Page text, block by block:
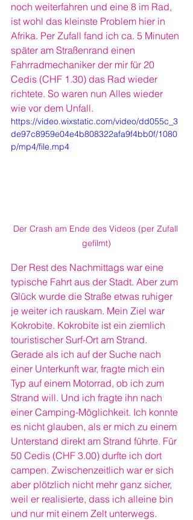
noch weiterfahren und eine 8 im Rad,
ist wohl das kleinste Problem hier in
Afrika. Per Zufall fand ich ca. 5 Minuten
später am Straßenrand einen
Fahrradmechaniker der mir für 20
Cedis (CHF 1.30) das Rad wieder
richtete. So waren nun Alles wieder
wie vor dem Unfall.
https://video.wixstatic.com/video/dd055c_3
de97c8959e04e4b808322afa9f4bb0f/1080
p/mp4/file.mp4
Der Crash am Ende des Videos (per Zufall
gefilmt)
Der Rest des Nachmittags war eine
typische Fahrt aus der Stadt. Aber zum
Glück wurde die Straße etwas ruhiger
je weiter ich rauskam. Mein Ziel war
Kokrobite. Kokrobite ist ein ziemlich
touristischer Surf-Ort am Strand.
Gerade als ich auf der Suche nach
einer Unterkunft war, fragte mich ein
Typ auf einem Motorrad, ob ich zum
Strand will. Und ich fragte ihn nach
einer Camping-Möglichkeit. Ich konnte
es nicht glauben, als er mich zu einem
Unterstand direkt am Strand führte. Für
50 Cedis (CHF 3.00) durfte ich dort
campen. Zwischenzeitlich war er sich
aber plötzlich nicht mehr ganz sicher,
weil er realisierte, dass ich alleine bin
und nur mit einem Zelt unterwegs.